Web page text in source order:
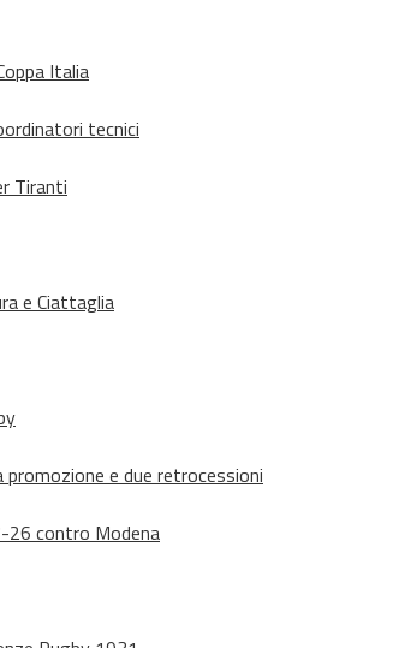
Italia
tecnici
Tiranti
e Ciattaglia
e due retrocessioni
26 contro Modena